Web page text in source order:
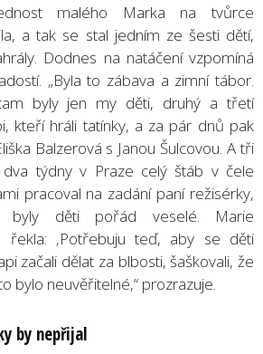
malého Marka na tvůrce
a tak se stal jedním ze šesti dětí,
Dodnes na natáčení vzpomíná
„Byla to zábava a zimní tábor.
byly jen my děti, druhý a třetí
kteří hráli tatínky, a za pár dnů pak
Balzerová s Janou Šulcovou. A tři
týdny v Praze celý štáb v čele
pracoval na zadání paní režisérky,
byly děti pořád veselé. Marie
řekla: ‚Potřebuju teď, aby se děti
začali dělat za blbosti, šaškovali, že
bylo neuvěřitelné,“ prozrazuje.
by nepřijal